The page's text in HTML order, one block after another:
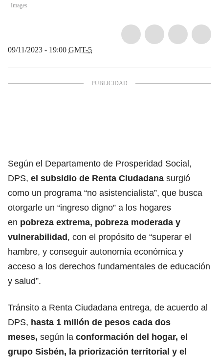
Images
09/11/2023 - 19:00 GMT-5
Según el Departamento de Prosperidad Social,
DPS, el subsidio de Renta Ciudadana surgió
como un programa “no asistencialista”, que busca
otorgarle un “ingreso digno” a los hogares
en pobreza extrema, pobreza moderada y
vulnerabilidad, con el propósito de “superar el
hambre, y conseguir autonomía económica y
acceso a los derechos fundamentales de educación
y salud”.
Tránsito a Renta Ciudadana entrega, de acuerdo al
DPS, hasta 1 millón de pesos cada dos
meses, según la conformación del hogar, el
grupo Sisbén, la priorización territorial y el